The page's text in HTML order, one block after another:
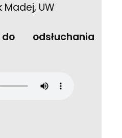
Madej, UW
odsłuchania